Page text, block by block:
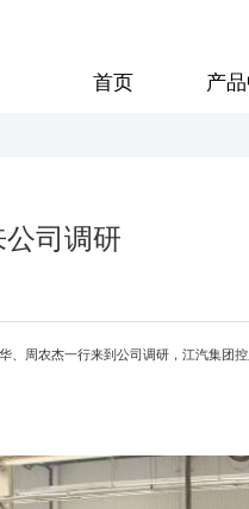
首页 产
8-9米
9-10米
12-13米
13米以上
行业新闻
购车流程
技术研发
企业文化
司调研
周农杰一行来到公司调研，江汽集团